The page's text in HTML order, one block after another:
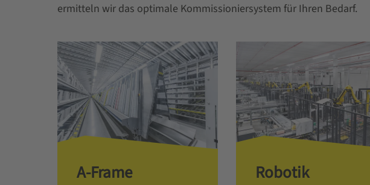
ermitteln wir das optimale Kommissioniersystem für Ihren Bedarf.
A-Frame Robotik